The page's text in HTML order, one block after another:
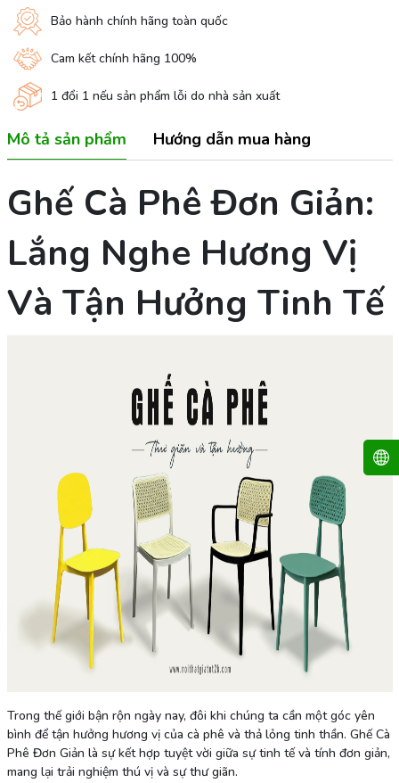
Bảo hành chính hãng toàn quốc
Cam kết chính hãng 100%
1 đổi 1 nếu sản phẩm lỗi do nhà sản xuất
Mô tả sản phẩm Hướng dẫn mua hàng
Ghế Cà Phê Đơn Giản:
Lắng Nghe Hương Vị
Và Tận Hưởng Tinh Tế
Trong thế giới bận rộn ngày nay, đôi khi chúng ta cần một góc yên
bình để tận hưởng hương vị của cà phê và thả lỏng tinh thần. Ghế Cà
Phê Đơn Giản là sự kết hợp tuyệt vời giữa sự tinh tế và tính đơn giản,
mang lại trải nghiệm thú vị và sự thư giãn.